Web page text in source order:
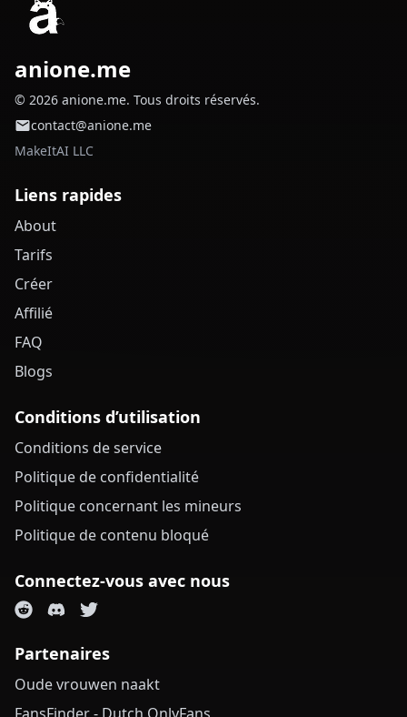
anione.me
© 2026 anione.me. Tous droits réservés.
contact@anione.me
MakeItAI LLC
Liens rapides
About
Tarifs
Créer
Affilié
FAQ
Blogs
Conditions d’utilisation
Conditions de service
Politique de confidentialité
Politique concernant les mineurs
Politique de contenu bloqué
Connectez-vous avec nous
Partenaires
Oude vrouwen naakt